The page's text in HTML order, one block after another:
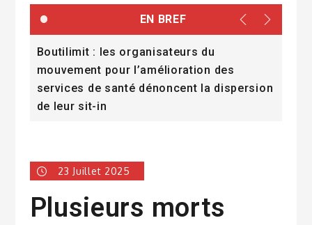
EN BREF
Boutilimit : les organisateurs du
mouvement pour l’amélioration des
services de santé dénoncent la dispersion
de leur sit-in
23 Juillet 2025
Plusieurs morts